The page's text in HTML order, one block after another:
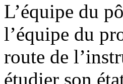
L’équipe du
l’équipe du
route de
étudier son